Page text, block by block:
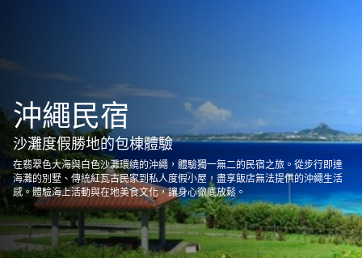
沖繩民宿
沙灘度假勝地的包棟體驗
在翡翠色大海與白色沙灘環繞的沖繩，體驗獨一無二的民宿之旅。從步行即達
海灘的別墅、傳統紅瓦古民家到私人度假小屋，盡享飯店無法提供的沖繩生活
感。體驗海上活動與在地美食文化，讓身心徹底放鬆。